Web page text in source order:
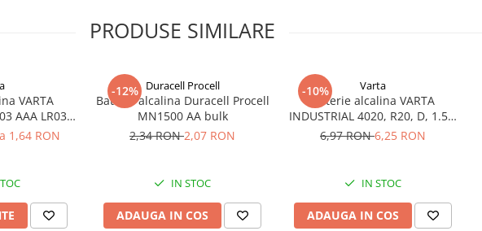
PRODUSE SIMILARE
VARTA
AAA LR03
1,64 RON
-12% Duracell Procell
Baterie alcalina Duracell Procell
MN1500 AA bulk
2,34 RON2,07 RON
IN STOC
ADAUGA IN COS
-10% Varta
Baterie alcalina VARTA
INDUSTRIAL 4020, R20, D, 1.5V,
bulk
6,97 RON6,25 RON
IN STOC
ADAUGA IN COS